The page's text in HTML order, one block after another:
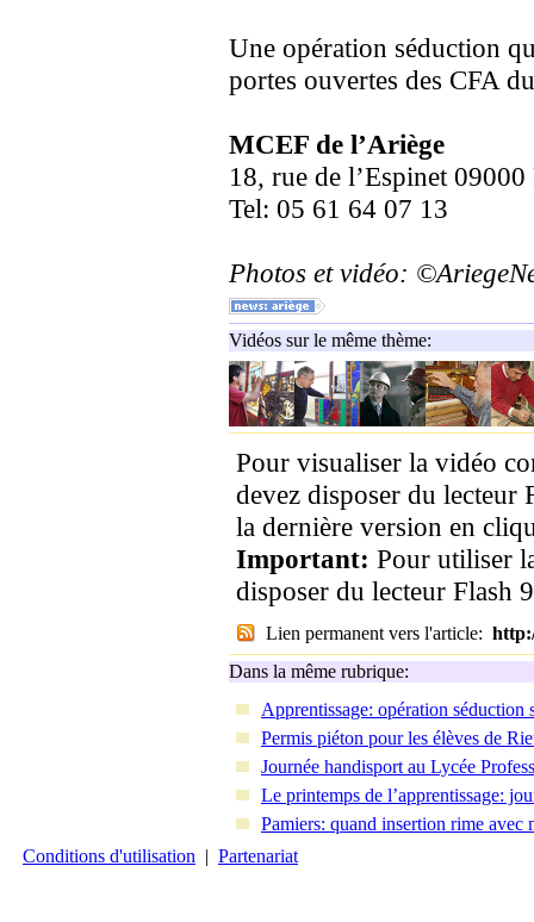
Une opération séduction
portes ouvertes des CFA
MCEF de l’Ariège
18, rue de l’Espinet
Tel: 05 61 64 07 13
Photos et vidéo:
Vidéos sur le même thème:
Pour visualiser la vidéo
devez disposer du lecteur
la dernière version en
Important: Pour utiliser
disposer du lecteur Flash
Lien permanent vers l'article:
Dans la même rubrique:
Apprentissage: opération
Permis piéton pour les élèves de
Journée handisport au Lycée
Le printemps de l’apprentissage:
Pamiers: quand insertion rime avec
Conditions d'utilisation | Partenariat